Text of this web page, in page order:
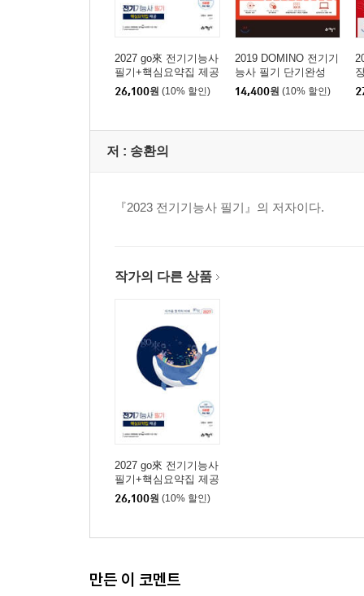
2027 go來 전기기능사
필기+핵심요약집 제공
26,100원 (10% 할인)
2019 DOMINO 전기기
능사 필기 단기완성
14,400원 (10% 할인)
저 : 송환의
『2023 전기기능사 필기』의 저자이다.
작가의 다른 상품
2027 go來 전기기능사
필기+핵심요약집 제공
26,100원 (10% 할인)
만든 이 코멘트